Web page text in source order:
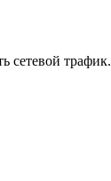
сетевой трафик.